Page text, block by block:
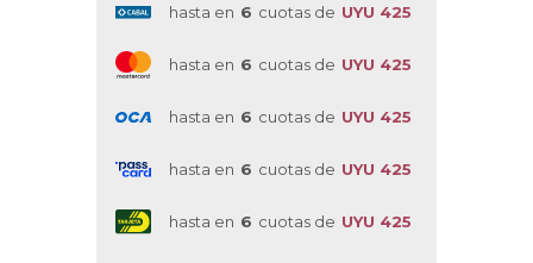
hasta en 6 cuotas de UYU 425
hasta en 6 cuotas de UYU 425
hasta en 6 cuotas de UYU 425
hasta en 6 cuotas de UYU 425
hasta en 6 cuotas de UYU 425